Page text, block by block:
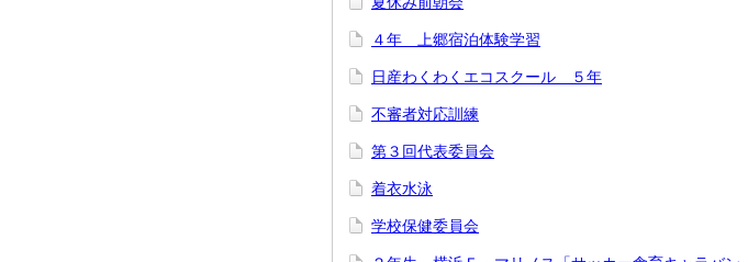
４年 上郷宿泊体験学習
日産わくわくエコスクール ５年
不審者対応訓練
第３回代表委員会
着衣水泳
学校保健委員会